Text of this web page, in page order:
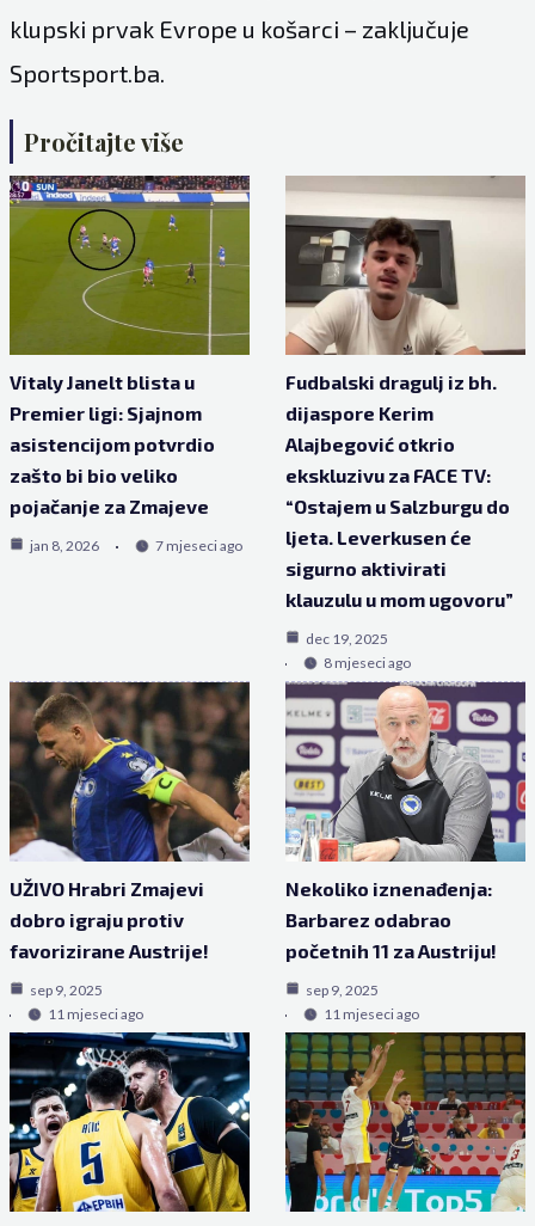
klupski prvak Evrope u košarci – zaključuje
Sportsport.ba.
Pročitajte više
Vitaly Janelt blista u
Premier ligi: Sjajnom
asistencijom potvrdio
zašto bi bio veliko
pojačanje za Zmajeve
jan 8, 2026 7 mjeseci ago
Fudbalski dragulj iz bh.
dijaspore Kerim
Alajbegović otkrio
ekskluzivu za FACE TV:
“Ostajem u Salzburgu do
ljeta. Leverkusen će
sigurno aktivirati
klauzulu u mom ugovoru”
dec 19, 2025
8 mjeseci ago
UŽIVO Hrabri Zmajevi
dobro igraju protiv
favorizirane Austrije!
sep 9, 2025
11 mjeseci ago
Nekoliko iznenađenja:
Barbarez odabrao
početnih 11 za Austriju!
sep 9, 2025
11 mjeseci ago